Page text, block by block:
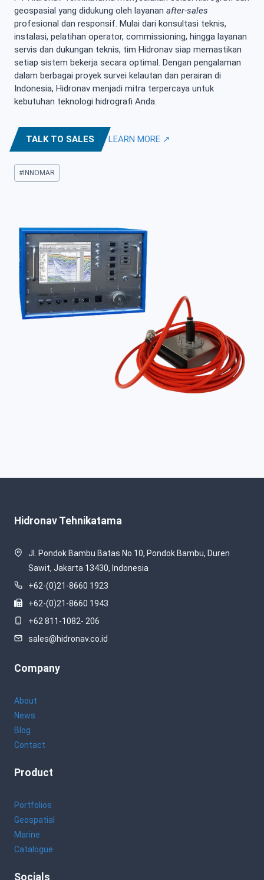
geospasial yang didukung oleh layanan after-sales
profesional dan responsif. Mulai dari konsultasi teknis,
instalasi, pelatihan operator, commissioning, hingga layanan
servis dan dukungan teknis, tim Hidronav siap memastikan
setiap sistem bekerja secara optimal. Dengan pengalaman
dalam berbagai proyek survei kelautan dan perairan di
Indonesia, Hidronav menjadi mitra terpercaya untuk
kebutuhan teknologi hidrografi Anda.
TALK TO SALES LEARN MORE ↗
Post
Tags:
#INNOMAR
Hidronav Tehnikatama
Jl. Pondok Bambu Batas No.10, Pondok Bambu, Duren
Sawit, Jakarta 13430, Indonesia
+62-(0)21-8660 1923
+62-(0)21-8660 1943
+62 811-1082- 206
sales@hidronav.co.id
Company
About
News
Blog
Contact
Product
Portfolios
Geospatial
Marine
Catalogue
Socials